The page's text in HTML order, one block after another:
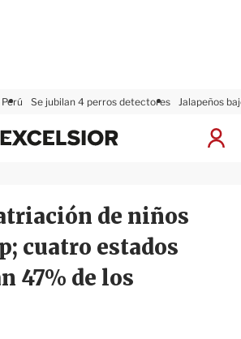
Se jubilan 4 perros detectores Jalapeños
I
x
i
o
r
de niños
cuatro estados
47% de los